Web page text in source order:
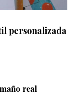
personalizada
real